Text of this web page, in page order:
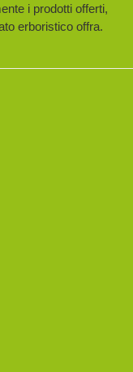
i prodotti offerti,
erboristico offra.